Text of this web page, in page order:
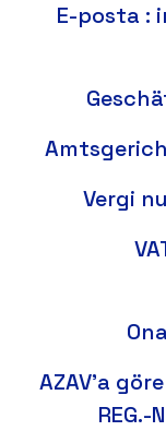
E-posta :
Vergi
AZAV'a
REG.-